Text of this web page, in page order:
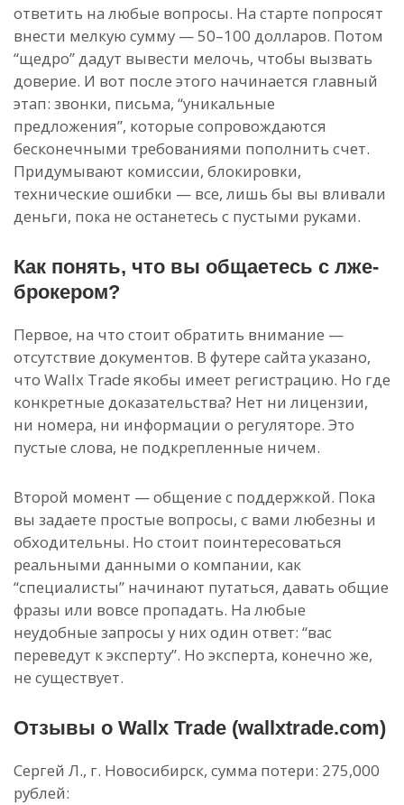
ответить на любые вопросы. На старте попросят
внести мелкую сумму — 50–100 долларов. Потом
“щедро” дадут вывести мелочь, чтобы вызвать
доверие. И вот после этого начинается главный
этап: звонки, письма, “уникальные
предложения”, которые сопровождаются
бесконечными требованиями пополнить счет.
Придумывают комиссии, блокировки,
технические ошибки — все, лишь бы вы вливали
деньги, пока не останетесь с пустыми руками.
Как понять, что вы общаетесь с лже-
брокером?
Первое, на что стоит обратить внимание —
отсутствие документов. В футере сайта указано,
что Wallx Trade якобы имеет регистрацию. Но где
конкретные доказательства? Нет ни лицензии,
ни номера, ни информации о регуляторе. Это
пустые слова, не подкрепленные ничем.
Второй момент — общение с поддержкой. Пока
вы задаете простые вопросы, с вами любезны и
обходительны. Но стоит поинтересоваться
реальными данными о компании, как
“специалисты” начинают путаться, давать общие
фразы или вовсе пропадать. На любые
неудобные запросы у них один ответ: “вас
переведут к эксперту”. Но эксперта, конечно же,
не существует.
Отзывы о Wallx Trade (wallxtrade.com)
Сергей Л., г. Новосибирск, сумма потери: 275,000
рублей: